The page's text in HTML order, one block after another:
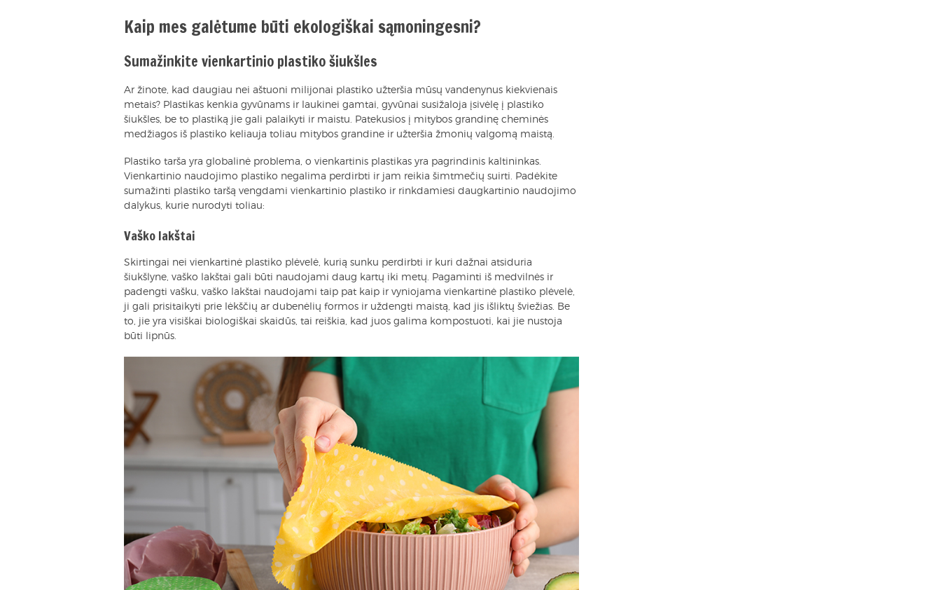
Kaip mes galėtume būti ekologiškai sąmoningesni?
Sumažinkite vienkartinio plastiko šiukšles
Ar žinote, kad daugiau nei aštuoni milijonai plastiko užteršia mūsų vandenynus kiekvienais
metais? Plastikas kenkia gyvūnams ir laukinei gamtai, gyvūnai susižaloja įsivėlę į plastiko
šiukšles, be to plastiką jie gali palaikyti ir maistu. Patekusios į mitybos grandinę cheminės
medžiagos iš plastiko keliauja toliau mitybos grandine ir užteršia žmonių valgomą maistą.
Plastiko tarša yra globalinė problema, o vienkartinis plastikas yra pagrindinis kaltininkas.
Vienkartinio naudojimo plastiko negalima perdirbti ir jam reikia šimtmečių suirti. Padėkite
sumažinti plastiko taršą vengdami vienkartinio plastiko ir rinkdamiesi daugkartinio naudojimo
dalykus, kurie nurodyti toliau:
Vaško lakštai
Skirtingai nei vienkartinė plastiko plėvelė, kurią sunku perdirbti ir kuri dažnai atsiduria
šiukšlyne, vaško lakštai gali būti naudojami daug kartų iki metų. Pagaminti iš medvilnės ir
padengti vašku, vaško lakštai naudojami taip pat kaip ir vyniojama vienkartinė plastiko plėvelė,
ji gali prisitaikyti prie lėkščių ar dubenėlių formos ir uždengti maistą, kad jis išliktų šviežias. Be
to, jie yra visiškai biologiškai skaidūs, tai reiškia, kad juos galima kompostuoti, kai jie nustoja
būti lipnūs.